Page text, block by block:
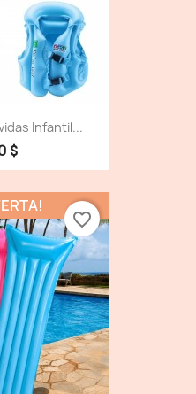
Infantil...
$
favorite_border